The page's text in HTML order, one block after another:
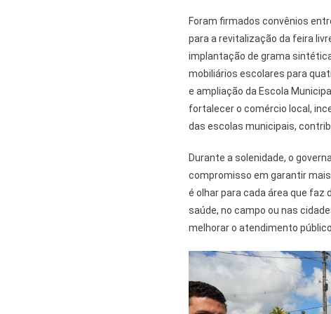
Foram firmados convênios
para a revitalização da feira
implantação de grama
mobiliários escolares para
e ampliação da Escola
fortalecer o comércio local,
das escolas municipais,
Durante a solenidade, o
compromisso em garantir mais
é olhar para cada área que faz
saúde, no campo ou nas
melhorar o atendimento